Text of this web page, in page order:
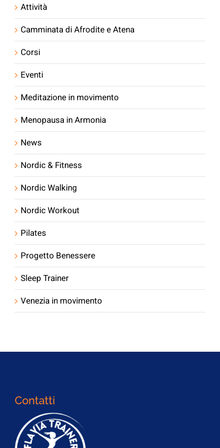
Attività
Camminata di Afrodite e Atena
Corsi
Eventi
Meditazione in movimento
Menopausa in Armonia
News
Nordic & Fitness
Nordic Walking
Nordic Workout
Pilates
Progetto Benessere
Sleep Trainer
Venezia in movimento
Contatti